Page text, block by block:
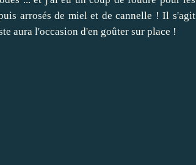
arrosés de miel et de cannelle ! Il s'agit
aura l'occasion d'en goûter sur place !